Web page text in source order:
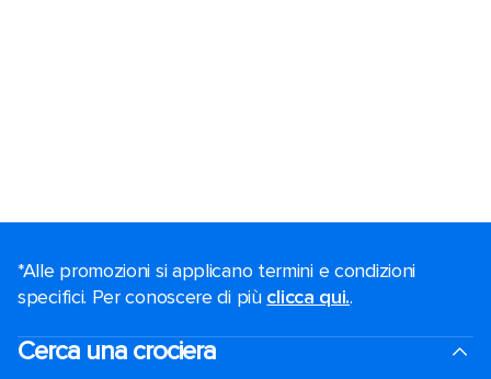
*Alle promozioni si applicano termini e condizioni
specifici. Per conoscere di più clicca qui..
Cerca una crociera